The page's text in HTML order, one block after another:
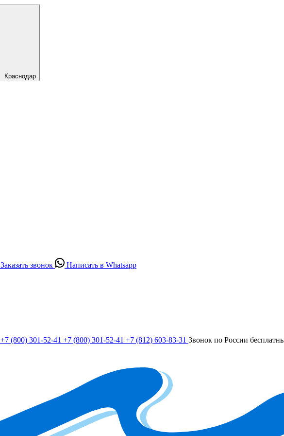
Краснодар
Заказать звонок Написать в Whatsapp
+7 (800) 301-52-41 +7 (800) 301-52-41 +7 (812) 603-83-31 Звонок по России